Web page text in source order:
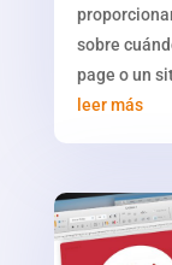
sobre
page o un
leer más